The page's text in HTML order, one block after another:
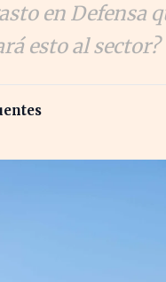
en Defensa
esto al sector?